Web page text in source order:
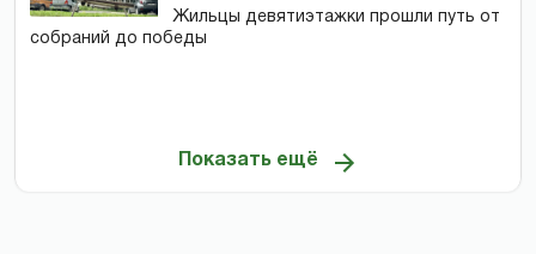
Жильцы девятиэтажки прошли путь от
собраний до победы
Показать ещё